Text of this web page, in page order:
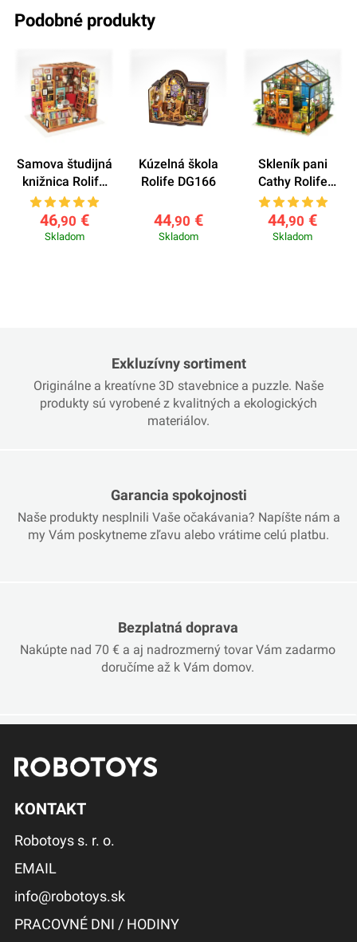
podobné produkty
Samova študijná
knižnica Rolife
DG102
46,90 €
Skladom
Kúzelná škola
Rolife DG166
44,90 €
Skladom
Skleník pani
Cathy Rolife
DG104
44,90 €
Skladom
Exkluzívny sortiment
Originálne a kreatívne 3D stavebnice a puzzle. Naše
produkty sú vyrobené z kvalitných a ekologických
materiálov.
Garancia spokojnosti
Naše produkty nesplnili Vaše očakávania? Napíšte nám a
my Vám poskytneme zľavu alebo vrátime celú platbu.
Bezplatná doprava
Nakúpte nad 70 € a aj nadrozmerný tovar Vám zadarmo
doručíme až k Vám domov.
KONTAKT
Robotoys s. r. o.
EMAIL
info@robotoys.sk
PRACOVNÉ DNI / HODINY